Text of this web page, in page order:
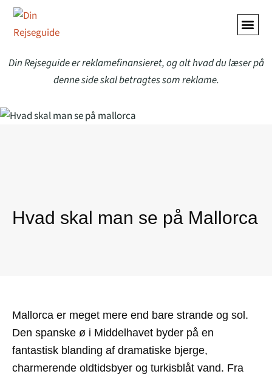
Din Rejseguide er reklamefinansieret, og alt hvad du læser på
denne side skal betragtes som reklame.
Hvad skal man se på Mallorca
Mallorca er meget mere end bare strande og sol.
Den spanske ø i Middelhavet byder på en
fantastisk blanding af dramatiske bjerge,
charmerende oldtidsbyer og turkisblåt vand. Fra